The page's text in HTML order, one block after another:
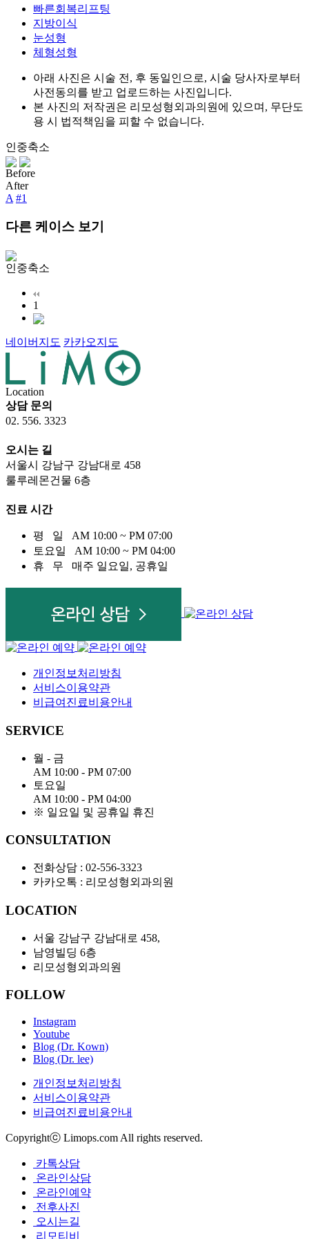
빠른회복리프팅
지방이식
눈성형
체형성형
아래 사진은 시술 전, 후 동일인으로, 시술 당사자로부터
사전동의를 받고 업로드하는 사진입니다.
본 사진의 저작권은 리모성형외과의원에 있으며, 무단도
용 시 법적책임을 피할 수 없습니다.
인중축소
Before
After
A #1
다른 케이스 보기
인중축소
1
네이버지도 카카오지도
30m
Location
상담 문의
02. 556. 3323
오시는 길
서울시 강남구 강남대로 458
룰루레몬건물 6층
진료 시간
평 일
AM 10:00 ~ PM 07:00
토요일
AM 10:00 ~ PM 04:00
휴 무 매주 일요일, 공휴일
개인정보처리방침
서비스이용약관
비급여진료비용안내
SERVICE
월 - 금
AM 10:00 - PM 07:00
토요일
AM 10:00 - PM 04:00
※ 일요일 및 공휴일 휴진
CONSULTATION
전화상담 : 02-556-3323
카카오톡 : 리모성형외과의원
LOCATION
서울 강남구 강남대로 458,
남영빌딩 6층
리모성형외과의원
FOLLOW
Instagram
Youtube
Blog (Dr. Kown)
Blog (Dr. lee)
개인정보처리방침
서비스이용약관
비급여진료비용안내
Copyrightⓒ Limops.com All rights reserved.
카톡상담
온라인상담
온라인예약
전후사진
오시는길
리모티비